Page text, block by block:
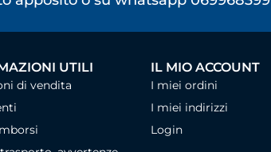
UTILI
di vendita
IL MIO ACCOUNT
I miei ordini
I miei indirizzi
Login